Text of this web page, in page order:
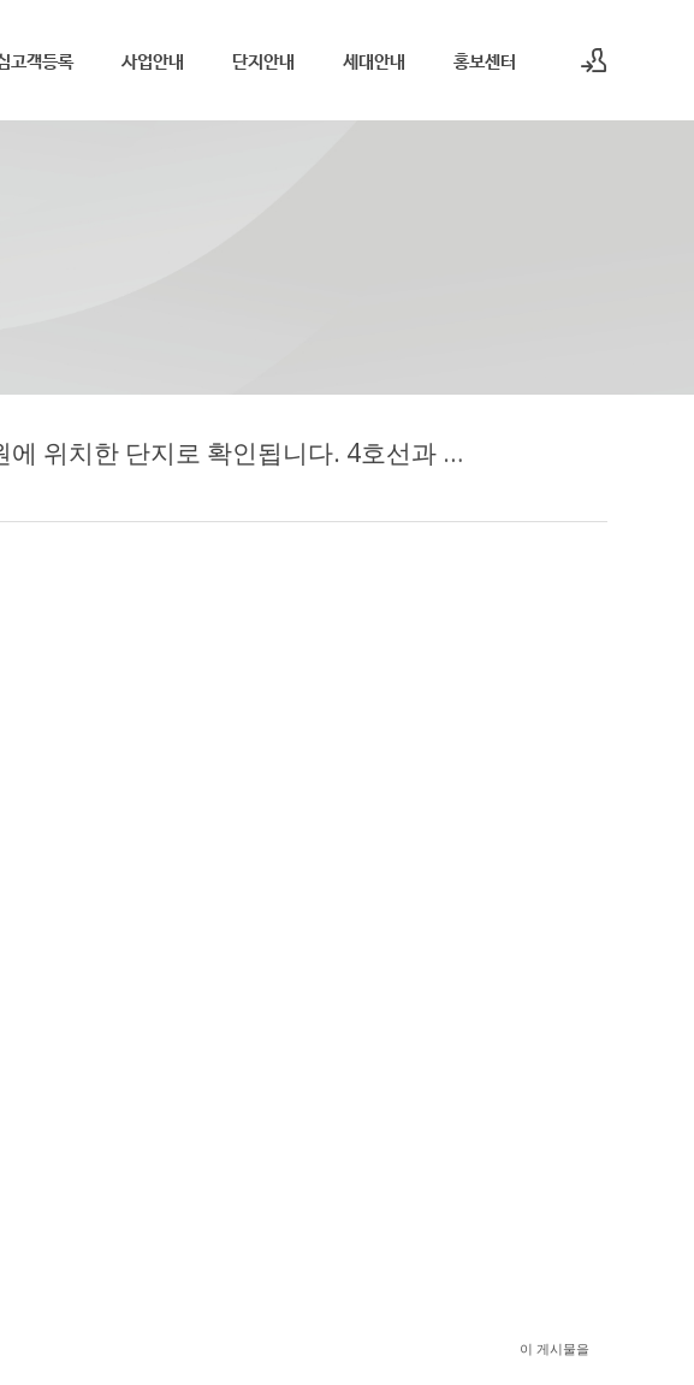
고객등록 사업안내 단지안내 세대안내 홍보센터
해링턴플레이스 노원센트럴은 서울 노원구 상계동 690번지, 노원로 495 일원에 위치한 단지로 확인됩니다. 4호선과 7호선이 지나는 노원역 생활권을 이용할 수 있어, 지하철 중심의 이동 편의성을 중요하게 보는 수요자에게 검토 가치가 있는 입지입니다. 도심 접근, 출퇴근 동선, 주변 생활시설 이용을 함께 고려할 수 있는 점이 주요 특징입니다.
이 게시물을